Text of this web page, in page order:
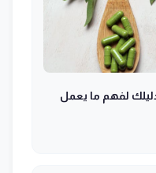
لفهم ما يعمل